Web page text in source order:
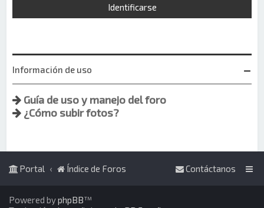
Información de uso
Guía de uso y manejo del foro
¿Cómo subir fotos?
Portal Índice de Foros Contáctanos
Powered byphpBB™